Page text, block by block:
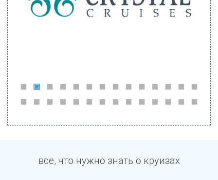
все, что нужно знать о круизах